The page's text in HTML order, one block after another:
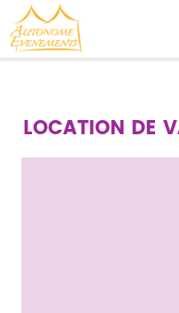
LOCATION DE